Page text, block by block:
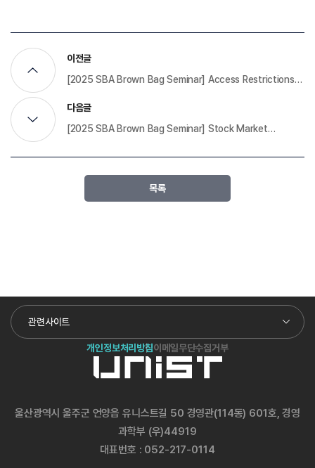
이전글
[2025 SBA Brown Bag Seminar] Access Restrictions
Sharing Crackdown​
다음글
[2025 SBA Brown Bag Seminar] Stock Market
목록
개인정보처리방침이메일무단수집거부
관련사이트
울산광역시 울주군 언양읍 유니스트길 50 경영관(114동) 601호, 경영
과학부 (우)44919
대표번호 : 052-217-0114